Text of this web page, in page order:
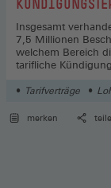
:
Insgesamt
7,5 Millionen
welchem Bereich
tarifliche
Tarifverträge
merken